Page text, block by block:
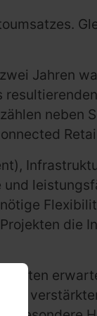
Jahren
neben
und
die